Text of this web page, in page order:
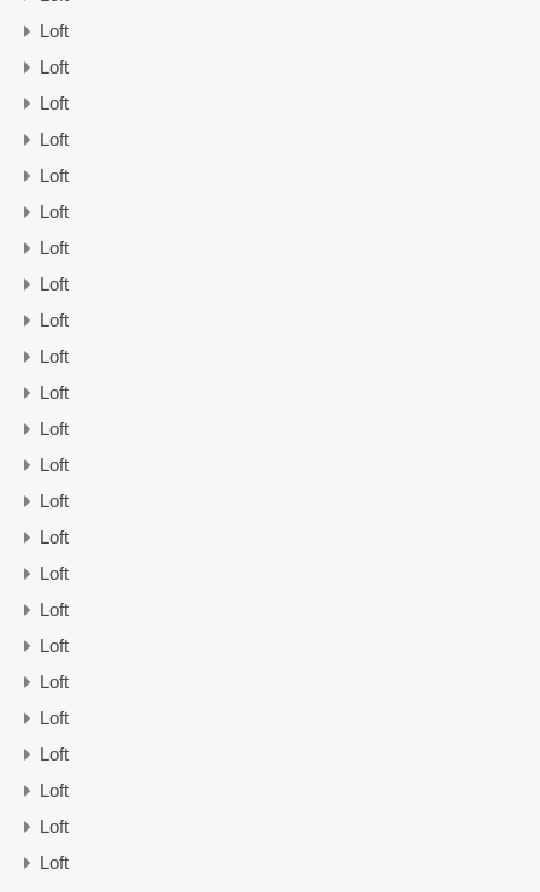
Loft
Loft
Loft
Loft
Loft
Loft
Loft
Loft
Loft
Loft
Loft
Loft
Loft
Loft
Loft
Loft
Loft
Loft
Loft
Loft
Loft
Loft
Loft
Loft